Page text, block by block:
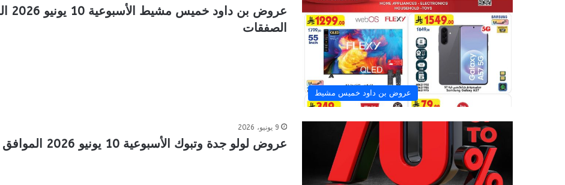
عروض بن داود خميس مشيط
الصفقات
9 يونيو، 2026
عروض لولو جدة وتبوك الأسبوعية 10 يونيو 2026 الموافق 24 ذو الحجة 1447 خصومات 70%